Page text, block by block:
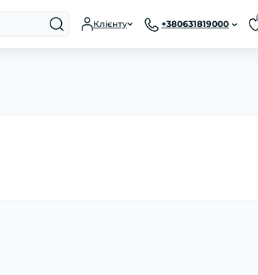
Клієнту +380631819000